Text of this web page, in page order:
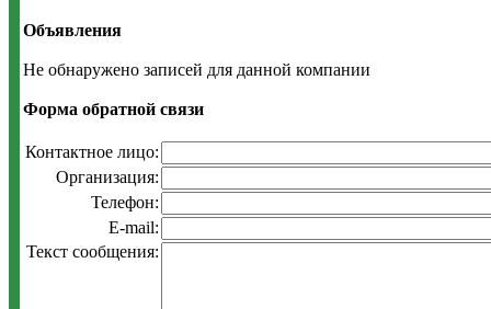
Объявления
Не обнаружено записей для данной компании
Форма обратной связи
Контактное лицо:
Организация:
Телефон:
E-mail:
Текст сообщения: